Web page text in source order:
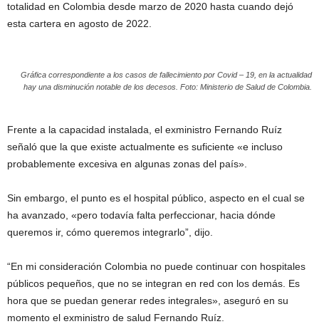
totalidad en Colombia desde marzo de 2020 hasta cuando dejó
esta cartera en agosto de 2022.
Gráfica correspondiente a los casos de fallecimiento por Covid – 19, en la actualidad
hay una disminución notable de los decesos. Foto: Ministerio de Salud de Colombia.
Frente a la capacidad instalada, el exministro Fernando Ruíz
señaló que la que existe actualmente es suficiente «e incluso
probablemente excesiva en algunas zonas del país».
Sin embargo, el punto es el hospital público, aspecto en el cual se
ha avanzado, «pero todavía falta perfeccionar, hacia dónde
queremos ir, cómo queremos integrarlo”, dijo.
“En mi consideración Colombia no puede continuar con hospitales
públicos pequeños, que no se integran en red con los demás. Es
hora que se puedan generar redes integrales», aseguró en su
momento el exministro de salud Fernando Ruíz.